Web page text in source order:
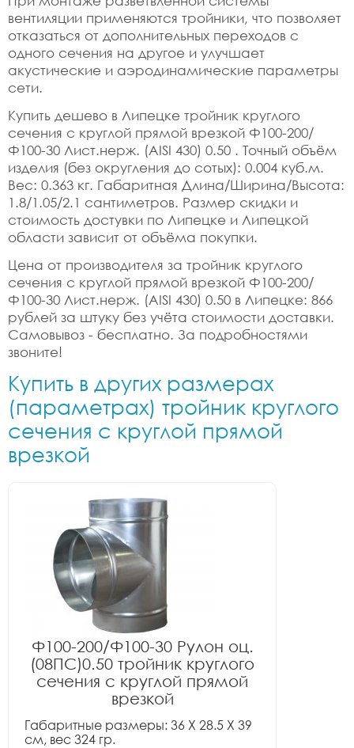
вентиляции применяются тройники, что позволяет
отказаться от дополнительных переходов с
одного сечения на другое и улучшает
акустические и аэродинамические параметры
сети.
Купить дешево в Липецке тройник круглого
сечения с круглой прямой врезкой Ф100-200/
Ф100-30 Лист.нерж. (AISI 430) 0.50 . Точный объём
изделия (без округления до сотых): 0.004 куб.м.
Вес: 0.363 кг. Габаритная Длина/Ширина/Высота:
1.8/1.05/2.1 сантиметров. Размер скидки и
стоимость достувки по Липецке и Липецкой
области зависит от объёма покупки.
Цена от производителя за тройник круглого
сечения с круглой прямой врезкой Ф100-200/
Ф100-30 Лист.нерж. (AISI 430) 0.50 в Липецке: 866
рублей за штуку без учёта стоимости доставки.
Самовывоз - бесплатно. За подробностями
звоните!
Купить в других размерах
(параметрах) тройник круглого
сечения с круглой прямой
врезкой
Ф100-200/Ф100-30 Рулон оц.
(08ПС)0.50 тройник круглого
сечения с круглой прямой
врезкой
Габаритные размеры: 36 X 28.5 X 39
см, вес 324 гр.